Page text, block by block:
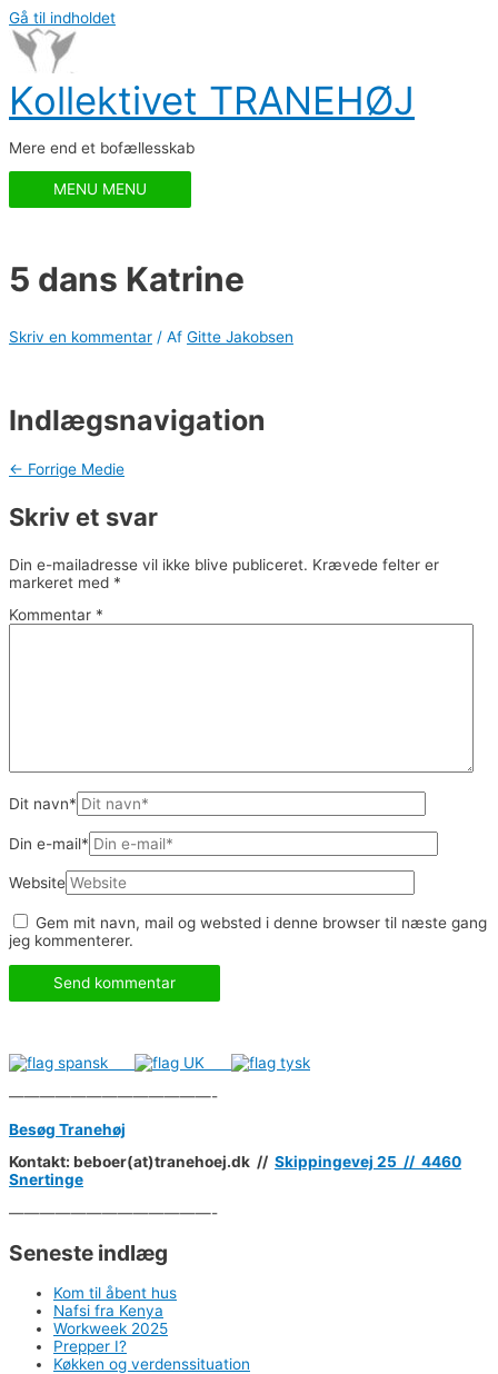
Gå til indholdet
Kollektivet TRANEHØJ
Mere end et bofællesskab
MENU MENU
5 dans Katrine
Skriv en kommentar / Af Gitte Jakobsen
Indlægsnavigation
← Forrige Medie
Skriv et svar
Din e-mailadresse vil ikke blive publiceret. Krævede felter er
markeret med *
Kommentar *
Dit navn*
Din e-mail*
Website
Gem mit navn, mail og websted i denne browser til næste gang
jeg kommenterer.
—————————————-
Besøg Tranehøj
Kontakt: beboer(at)tranehoej.dk // Skippingevej 25 // 4460
Snertinge
—————————————-
Seneste indlæg
Kom til åbent hus
Nafsi fra Kenya
Workweek 2025
Prepper I?
Køkken og verdenssituation